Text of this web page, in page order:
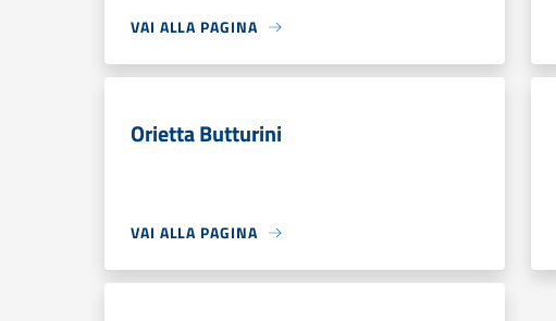
VAI ALLA PAGINA
Orietta Butturini
VAI ALLA PAGINA